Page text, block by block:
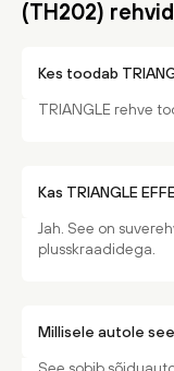
(TH202)
Kes toodab
TRIANGLE rehve
Kas TRIANGLE
Jah. See on
plusskraadidega.
Millisele autole